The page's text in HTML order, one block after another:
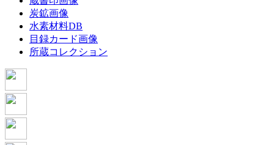
炭鉱画像
水素材料DB
目録カード画像
所蔵コレクション